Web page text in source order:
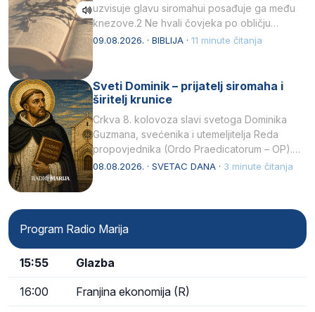
uzvisuje glavu siromahui posađuje ga među
knezove.2 Ne hvali čovjeka po obličju
njegovui…
09.08.2026. · BIBLIJA · 11 minute čitanja
Sveti Dominik – prijatelj siromaha i
širitelj krunice
Crkva 8. kolovoza slavi svetoga Dominika
Guzmana, svećenika i utemeljitelja Reda
propovjednika (Ordo Praedicatorum – OP).
Svojim životom, dubokom ljubavlju prema
08.08.2026. · SVETAC DANA · 3 minute čitanja
Program Radio Marija
15:55 Glazba
16:00 Franjina ekonomija (R)